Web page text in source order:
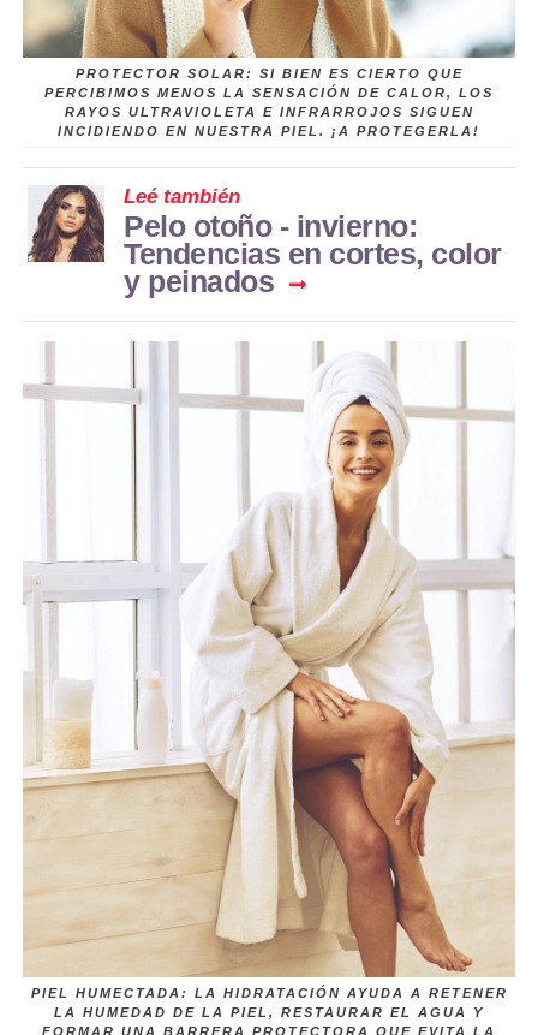
PROTECTOR SOLAR: SI BIEN ES CIERTO QUE
PERCIBIMOS MENOS LA SENSACIÓN DE CALOR, LOS
RAYOS ULTRAVIOLETA E INFRARROJOS SIGUEN
INCIDIENDO EN NUESTRA PIEL. ¡A PROTEGERLA!
Leé también
Pelo otoño - invierno:
Tendencias en cortes, color
y peinados
PIEL HUMECTADA: LA HIDRATACIÓN AYUDA A RETENER
LA HUMEDAD DE LA PIEL, RESTAURAR EL AGUA Y
FORMAR UNA BARRERA PROTECTORA QUE EVITA LA